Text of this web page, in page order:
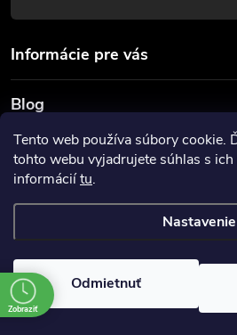
Tento web používa súbory cookie.
tohto webu vyjadrujete súhlas s
informáciítu.
Nastavenie
Odmietnuť
Informácie pre vás
Blog
Prijímame online platby
Rozlomitysport.
Zobraziť